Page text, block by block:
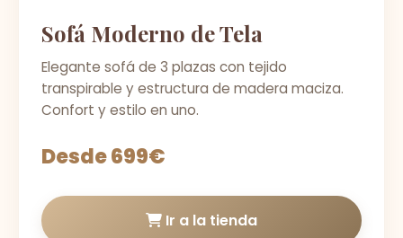
Sofá Moderno de Tela
Elegante sofá de 3 plazas con tejido
transpirable y estructura de madera maciza.
Confort y estilo en uno.
Desde 699€
Ir a la tienda